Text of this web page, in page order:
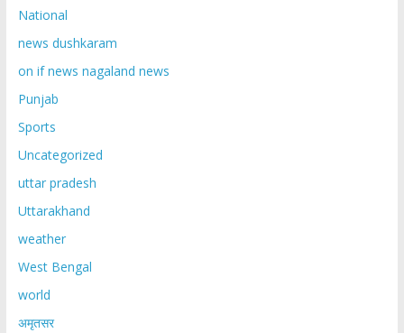
National
news dushkaram
on if news nagaland news
Punjab
Sports
Uncategorized
uttar pradesh
Uttarakhand
weather
West Bengal
world
अमृतसर